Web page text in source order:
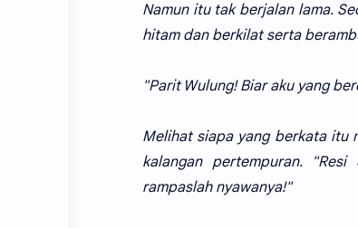
Namun itu tak berjalan lama.
hitam dan berkilat serta
"Parit Wulung! Biar aku yang
Melihat siapa yang berkata itu
kalangan pertempuran.
rampaslah nyawanya!"